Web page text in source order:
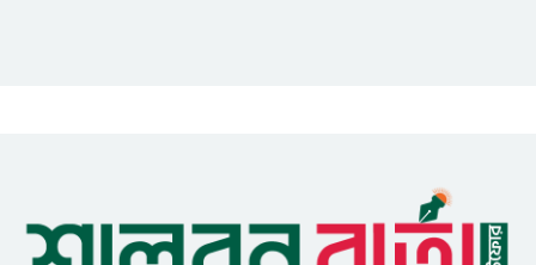
সহযোগিতা চাইলেন সাইফুল ইসলাম